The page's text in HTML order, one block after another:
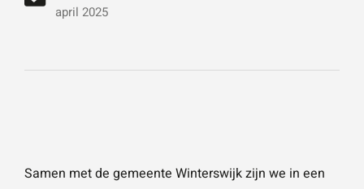
Wat is 5 + 5?*
april 2025
Samen met de gemeente Winterswijkzijn we in een